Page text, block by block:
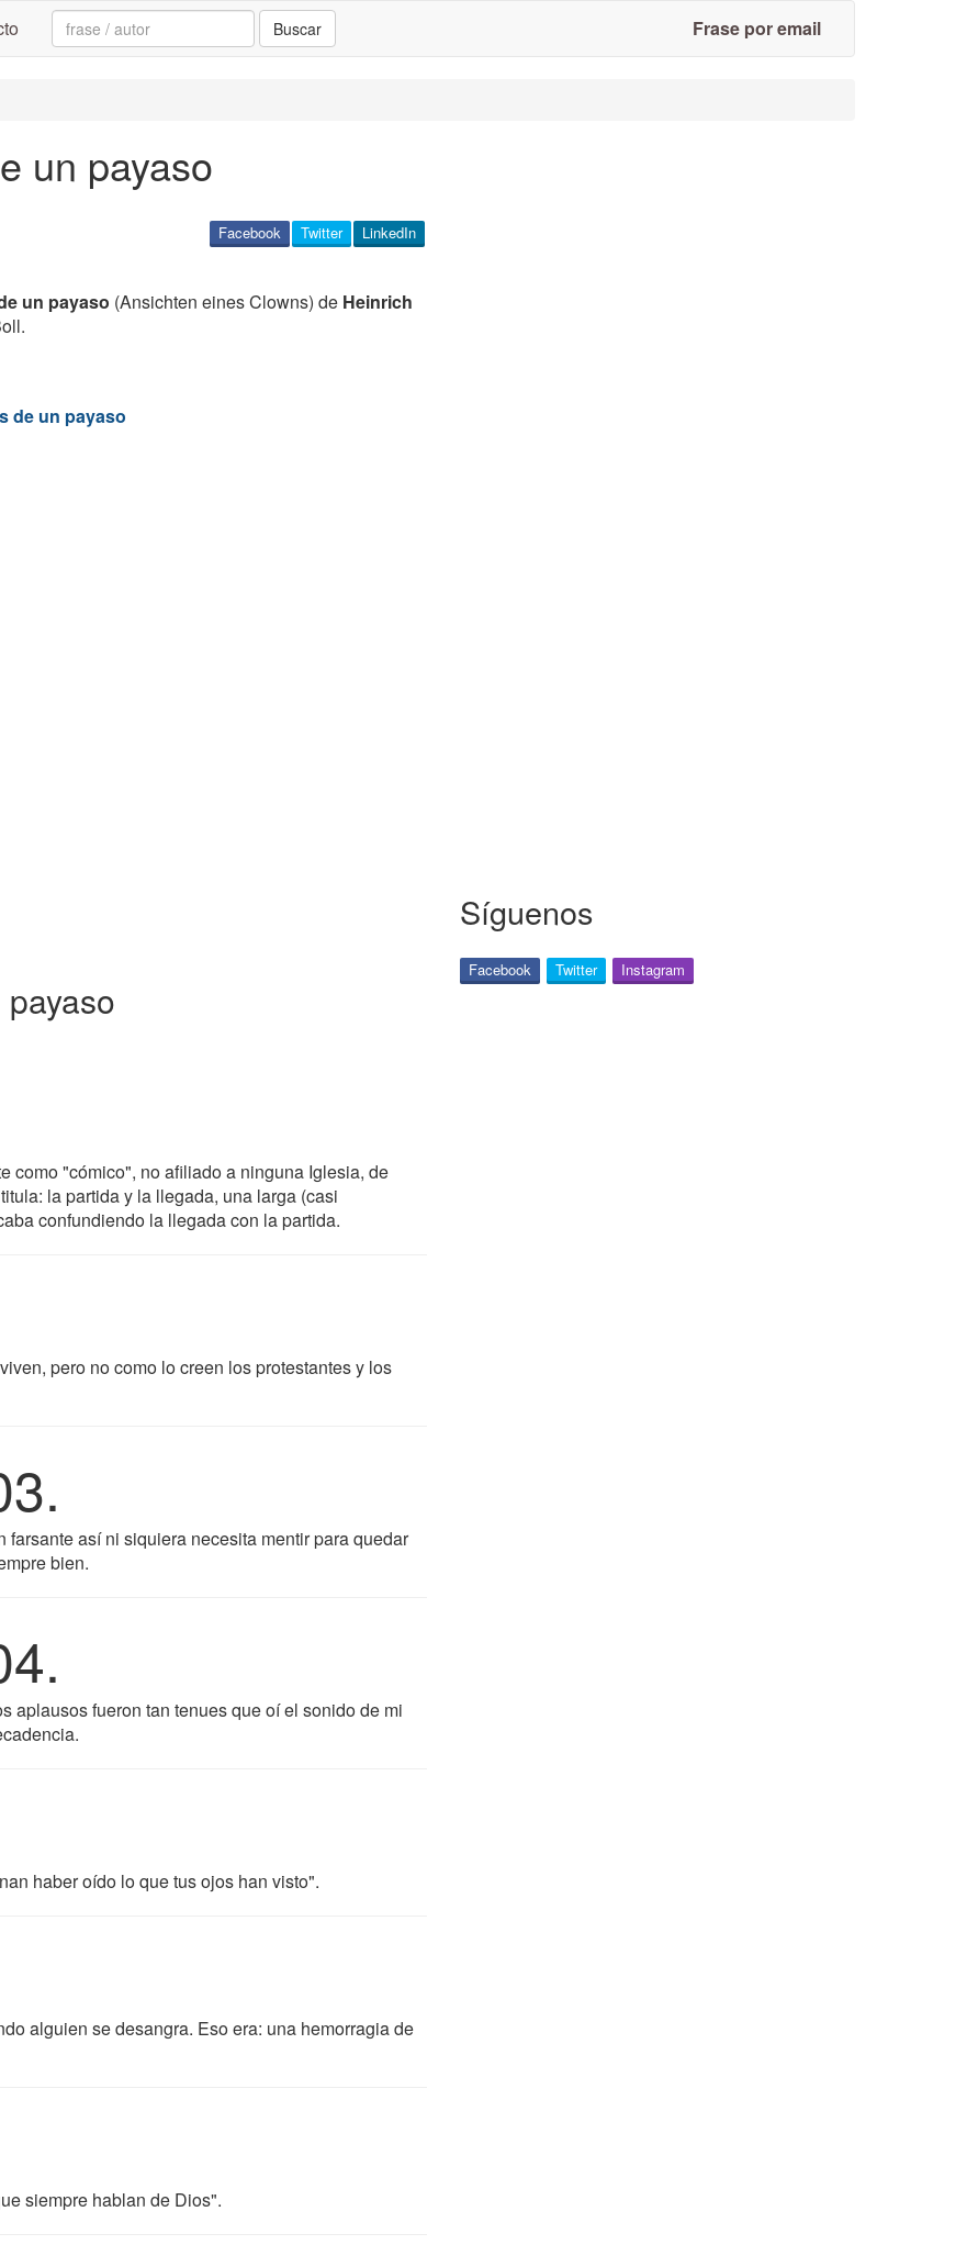
Search: Buscar Frase por email
un payaso
LinkedIn
Twitter
Facebook
un payaso (Ansichten eines Clowns) de Heinrich
de un payaso
como "cómico", no afiliado a ninguna Iglesia, de
la partida y la llegada, una larga (casi
confundiendo la llegada con la partida.
pero no como lo creen los protestantes y los
farsante así ni siquiera necesita mentir para quedar
bien.
aplausos fueron tan tenues que oí el sonido de mi
haber oído lo que tus ojos han visto".
alguien se desangra. Eso era: una hemorragia de
siempre hablan de Dios".
Síguenos
Facebook Twitter Instagram